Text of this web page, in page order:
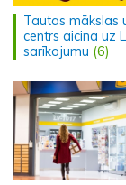
Tautas mākslas
centrs aicina uz
sarīkojumu (6)